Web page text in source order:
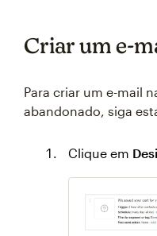
Criar um e-
Para criar um e-mail
abandonado, siga
Clique em